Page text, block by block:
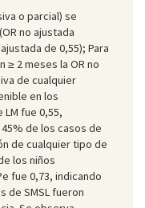
o parcial) se
no ajustada
de 0,55); Para
≥ 2 meses la OR no
de cualquier
en los
fue 0,55,
de los casos de
de cualquier tipo de
los niños
fue 0,73, indicando
de SMSL fueron